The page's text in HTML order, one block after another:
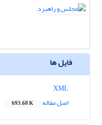
فایل ها
اصل مقاله
693.68 K